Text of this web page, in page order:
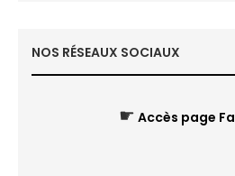
NOS RÉSEAUX SOCIAUX
☛ Accès page